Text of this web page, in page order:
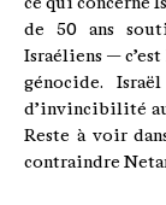
de 50 ans
Israéliens —
génocide.
d’invincibilité
Reste à voir
contraindre